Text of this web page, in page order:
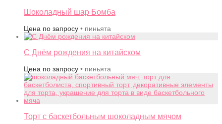
Шоколадный шар Бомба
Цена по запросу • пиньята
С Днём рождения на китайском
Цена по запросу • пиньята
Торт с баскетбольным шоколадным мячом